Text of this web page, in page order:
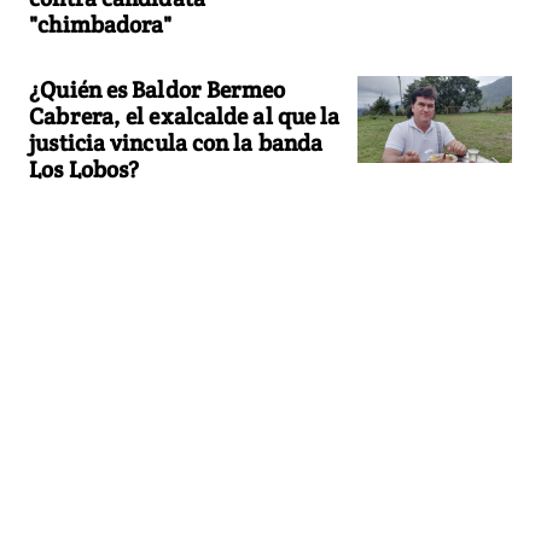
"chimbadora"
¿Quién es Baldor Bermeo
Cabrera, el exalcalde al que la
justicia vincula con la banda
Los Lobos?